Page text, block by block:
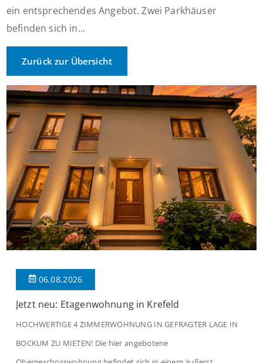
ein entsprechendes Angebot. Zwei Parkhäuser
befinden sich in...
Zurück zur Übersicht
06.08.2026
Jetzt neu: Etagenwohnung in Krefeld
HOCHWERTIGE 4 ZIMMERWOHNUNG IN GEFRAGTER LAGE IN
BOCKUM ZU MIETEN! Die hier angebotene